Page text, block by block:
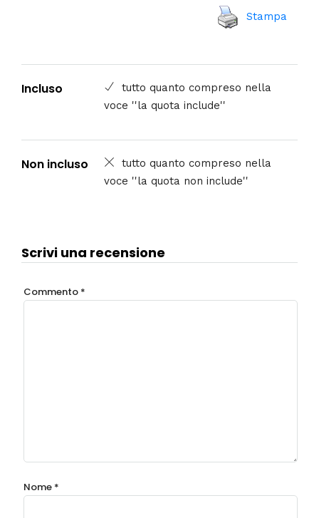
Stampa
Incluso
tutto quanto compreso nella
voce ''la quota include''
Non incluso
tutto quanto compreso nella
voce ''la quota non include''
Scrivi una recensione
Commento *
Nome *